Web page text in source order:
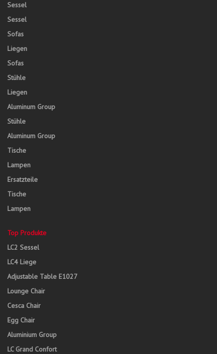
Sessel
Sessel
Sofas
Liegen
Sofas
Stühle
Liegen
Aluminum Group
Stühle
Aluminum Group
Tische
Lampen
Ersatzteile
Tische
Lampen
Top Produkte
LC2 Sessel
LC4 Liege
Adjustable Table E1027
Lounge Chair
Cesca Chair
Egg Chair
Aluminium Group
LC Grand Confort